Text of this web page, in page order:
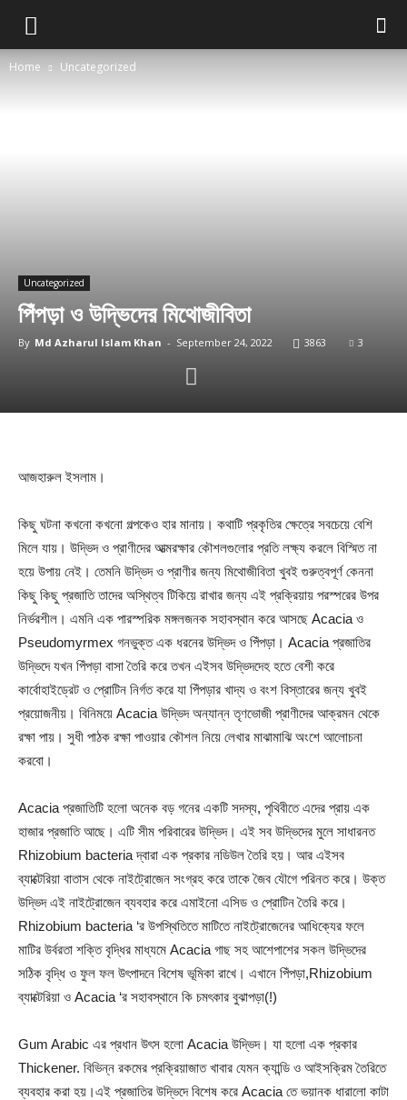
Home Uncategorized
Uncategorized
পিঁপড়া ও উদ্ভিদের মিথোজীবিতা
By Md Azharul Islam Khan - September 24, 2022 3863 3
আজহারুল ইসলাম।
কিছু ঘটনা কখনো কখনো গল্পকেও হার মানায়। কথাটি প্রকৃতির ক্ষেত্রে সবচেয়ে বেশি
মিলে যায়। উদ্ভিদ ও প্রাণীদের আত্মরক্ষার কৌশলগুলোর প্রতি লক্ষ্য করলে বিস্মিত না
হয়ে উপায় নেই। তেমনি উদ্ভিদ ও প্রাণীর জন্য মিথোজীবিতা খুবই গুরুত্বপূর্ণ কেননা
কিছু কিছু প্রজাতি তাদের অস্থিত্ব টিকিয়ে রাখার জন্য এই প্রক্রিয়ায় পরস্পরের উপর
নির্ভরশীল। এমনি এক পারস্পরিক মঙ্গলজনক সহাবস্থান করে আসছে Acacia ও
Pseudomyrmex গনভুক্ত এক ধরনের উদ্ভিদ ও পিঁপড়া। Acacia প্রজাতির
উদ্ভিদে যখন পিঁপড়া বাসা তৈরি করে তখন এইসব উদ্ভিদদেহ হতে বেশী করে
কার্বোহাইড্রেট ও প্রোটিন নির্গত করে যা পিঁপড়ার খাদ্য ও বংশ বিস্তারের জন্য খুবই
প্রয়োজনীয়। বিনিময়ে Acacia উদ্ভিদ অন্যান্ন তৃণভোজী প্রাণীদের আক্রমন থেকে
রক্ষা পায়। সুধী পাঠক রক্ষা পাওয়ার কৌশল নিয়ে লেখার মাঝামাঝি অংশে আলোচনা
করবো।
Acacia প্রজাতিটি হলো অনেক বড় গনের একটি সদস্য, পৃথিবীতে এদের প্রায় এক
হাজার প্রজাতি আছে। এটি সীম পরিবারের উদ্ভিদ। এই সব উদ্ভিদের মুলে সাধারনত
Rhizobium bacteria দ্বারা এক প্রকার নডিউল তৈরি হয়। আর এইসব
ব্যাক্টেরিয়া বাতাস থেকে নাইট্রোজেন সংগ্রহ করে তাকে জৈব যৌগে পরিনত করে। উক্ত
উদ্ভিদ এই নাইট্রোজেন ব্যবহার করে এমাইনো এসিড ও প্রোটিন তৈরি করে।
Rhizobium bacteria ‘র উপস্থিতিতে মাটিতে নাইট্রোজেনের আধিক্যের ফলে
মাটির উর্বরতা শক্তি বৃদ্ধির মাধ্যমে Acacia গাছ সহ আশেপাশের সকল উদ্ভিদের
সঠিক বৃদ্ধি ও ফুল ফল উৎপাদনে বিশেষ ভূমিকা রাখে। এখানে পিঁপড়া,Rhizobium
ব্যাক্টেরিয়া ও Acacia ‘র সহাবস্থানে কি চমৎকার বুঝাপড়া(!)
Gum Arabic এর প্রধান উৎস হলো Acacia উদ্ভিদ। যা হলো এক প্রকার
Thickener. বিভিন্ন রকমের প্রক্রিয়াজাত খাবার যেমন ক্যান্ডি ও আইসক্রিম তৈরিতে
ব্যবহার করা হয়।এই প্রজাতির উদ্ভিদে বিশেষ করে Acacia তে ভয়ানক ধারালো কাটা